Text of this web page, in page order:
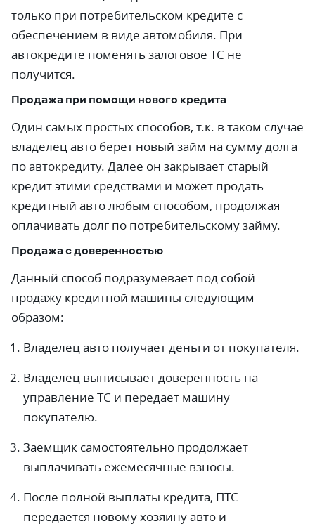
только при потребительском кредите с
обеспечением в виде автомобиля. При
автокредите поменять залоговое ТС не
получится.
Продажа при помощи нового кредита
Один самых простых способов, т.к. в таком случае
владелец авто берет новый займ на сумму долга
по автокредиту. Далее он закрывает старый
кредит этими средствами и может продать
кредитный авто любым способом, продолжая
оплачивать долг по потребительскому займу.
Продажа с доверенностью
Данный способ подразумевает под собой
продажу кредитной машины следующим
образом:
Владелец авто получает деньги от покупателя.
Владелец выписывает доверенность на
управление ТС и передает машину
покупателю.
Заемщик самостоятельно продолжает
выплачивать ежемесячные взносы.
После полной выплаты кредита, ПТС
передается новому хозяину авто и